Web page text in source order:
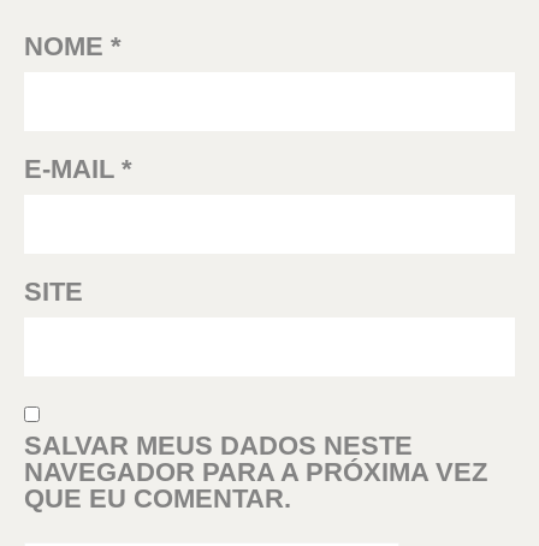
NOME *
E-MAIL *
SITE
SALVAR MEUS DADOS NESTE
NAVEGADOR PARA A PRÓXIMA VEZ
QUE EU COMENTAR.